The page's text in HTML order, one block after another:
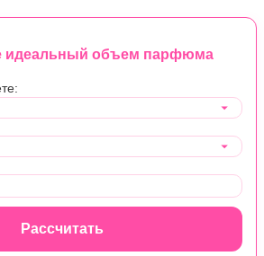
идеальный объем парфюма
Рассчитать